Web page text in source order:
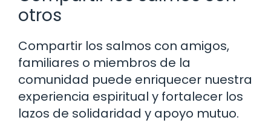
otros
Compartir los salmos con amigos,
familiares o miembros de la
comunidad puede enriquecer nuestra
experiencia espiritual y fortalecer los
lazos de solidaridad y apoyo mutuo.